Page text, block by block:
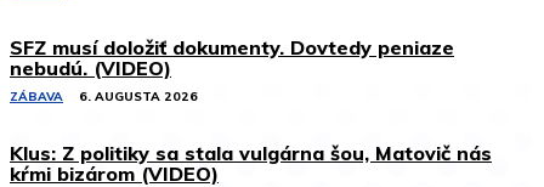
SFZ musí doložiť dokumenty. Dovtedy peniaze
nebudú. (VIDEO)
ZÁBAVA 6. AUGUSTA 2026
Klus: Z politiky sa stala vulgárna šou, Matovič nás
kŕmi bizárom (VIDEO)